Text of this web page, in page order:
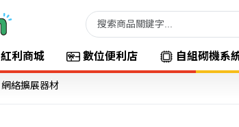
紅利商城 數位便利店 自組砌機系
網絡擴展器材